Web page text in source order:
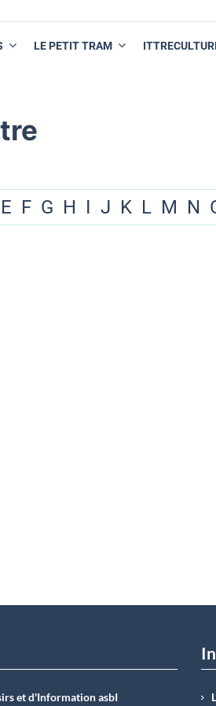
LE PETIT TRAM
E F G H I J K L M N
et d'Information asbI